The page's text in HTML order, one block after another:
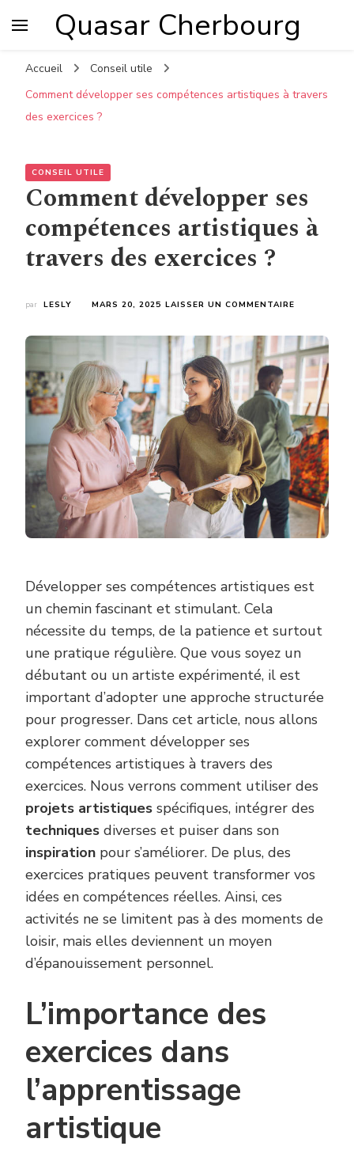
Quasar Cherbourg
Accueil
Conseil utile
Comment développer ses compétences artistiques à travers
des exercices ?
CONSEIL UTILE
Comment développer ses
compétences artistiques à
travers des exercices ?
par LESLY MARS 20, 2025 LAISSER UN COMMENTAIRE
SES
À
TRAVERS
DES
EXERCICES
?
Développer ses compétences artistiques est
un chemin fascinant et stimulant. Cela
nécessite du temps, de la patience et surtout
une pratique régulière. Que vous soyez un
débutant ou un artiste expérimenté, il est
important d’adopter une approche structurée
pour progresser. Dans cet article, nous allons
explorer comment développer ses
compétences artistiques à travers des
exercices. Nous verrons comment utiliser des
projets artistiques spécifiques, intégrer des
techniques diverses et puiser dans son
inspiration pour s’améliorer. De plus, des
exercices pratiques peuvent transformer vos
idées en compétences réelles. Ainsi, ces
activités ne se limitent pas à des moments de
loisir, mais elles deviennent un moyen
d’épanouissement personnel.
L’importance des
exercices dans
l’apprentissage
artistique